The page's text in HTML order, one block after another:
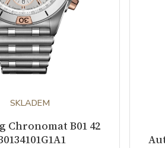
SKLADEM
Chronomat B01 42